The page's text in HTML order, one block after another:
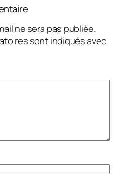
ne sera pas publiée.
sont indiqués avec